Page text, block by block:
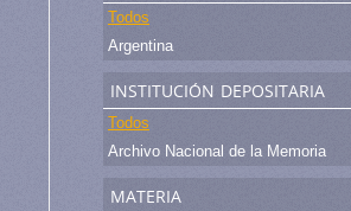
Todos
Argentina
institución depositaria
Todos
Archivo Nacional de la Memoria
materia